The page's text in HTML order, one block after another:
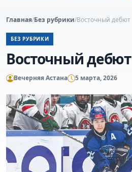
Главная/Без рубрики/Восточный дебют
БЕЗ РУБРИКИ
Восточный дебют
Вечерняя Астана 5 марта, 2026